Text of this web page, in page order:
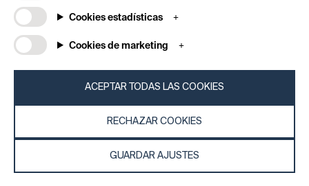
Cookies estadísticas
Cookies de marketing
GUARDAR AJUSTES
RECHAZAR COOKIES
ACEPTAR TODAS LAS COOKIES
Términos de la rifa
Aviso legal
Declaración de
protección de datos
Política de cookies
Aplicación iF Design
Póngase en contacto
© 2026 iF Design
c6bea78d - 28/07/2026 08:45